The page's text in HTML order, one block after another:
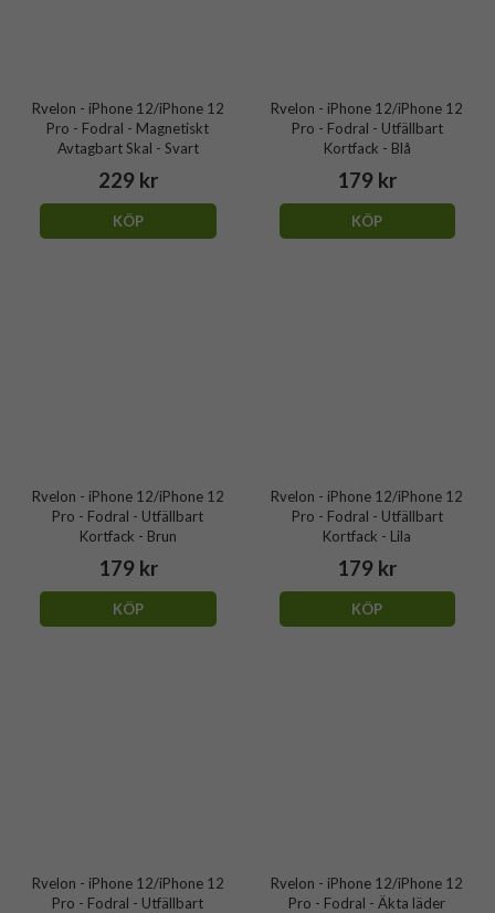
Rvelon - iPhone 12/iPhone 12
Pro - Fodral - Magnetiskt
Avtagbart Skal - Svart
229 kr
KÖP
Rvelon - iPhone 12/iPhone 12
Pro - Fodral - Utfällbart
Kortfack - Blå
179 kr
KÖP
Rvelon - iPhone 12/iPhone 12
Pro - Fodral - Utfällbart
Kortfack - Brun
179 kr
KÖP
Rvelon - iPhone 12/iPhone 12
Pro - Fodral - Utfällbart
Kortfack - Lila
179 kr
KÖP
Rvelon - iPhone 12/iPhone 12
Pro - Fodral - Utfällbart
Rvelon - iPhone 12/iPhone 12
Pro - Fodral - Äkta läder